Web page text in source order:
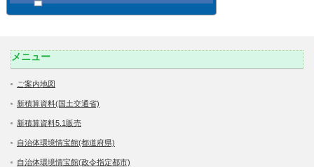
メニュー
ご案内地図
新積算資料(国土交通省)
新積算資料5.1販売
自治体環境情宝館(都道府県)
自治体環境情宝館(政令指定都市)